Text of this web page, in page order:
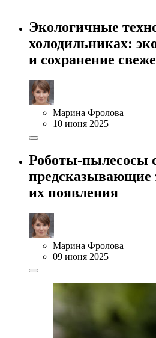
Экологичные
холодильниках:
и сохранение
Марина Фролова
10 июня 2025
Роботы-пылесосы
предсказывающие
их появления
Марина Фролова
09 июня 2025